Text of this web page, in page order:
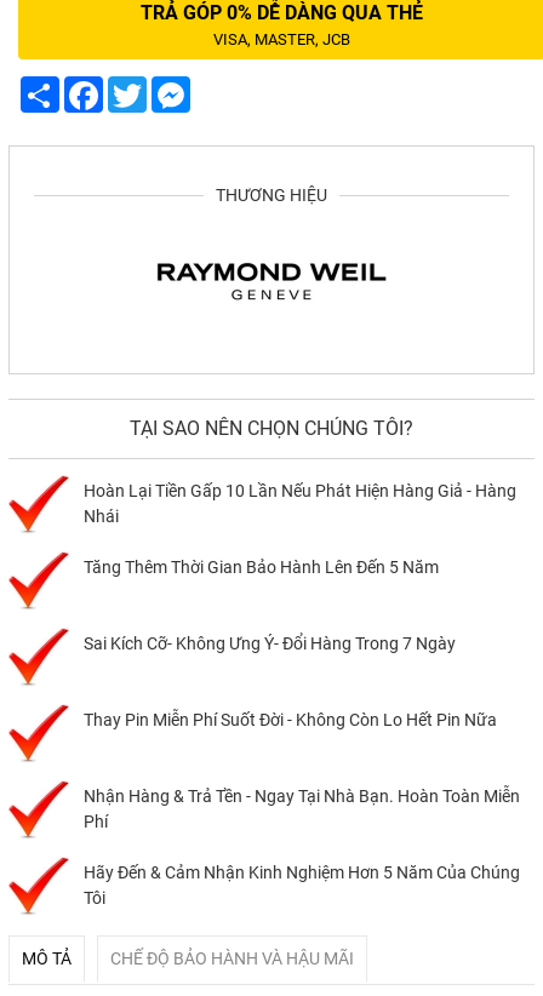
TRẢ GÓP 0% DỄ DÀNG QUA THẺ
VISA, MASTER, JCB
ShareFacebook
Twitter
THƯƠNG HIỆU
TẠI SAO NÊN CHỌN CHÚNG TÔI?
Hoàn Lại Tiền Gấp 10 Lần Nếu Phát Hiện Hàng Giả - Hàng
Nhái
Tăng Thêm Thời Gian Bảo Hành Lên Đến 5 Năm
Sai Kích Cỡ- Không Ưng Ý- Đổi Hàng Trong 7 Ngày
Thay Pin Miễn Phí Suốt Đời - Không Còn Lo Hết Pin Nữa
Nhận Hàng & Trả Tền - Ngay Tại Nhà Bạn. Hoàn Toàn Miễn
Phí
Hãy Đến & Cảm Nhận Kinh Nghiệm Hơn 5 Năm Của Chúng
Tôi
MÔ TẢ CHẾ ĐỘ BẢO HÀNH VÀ HẬU MÃI